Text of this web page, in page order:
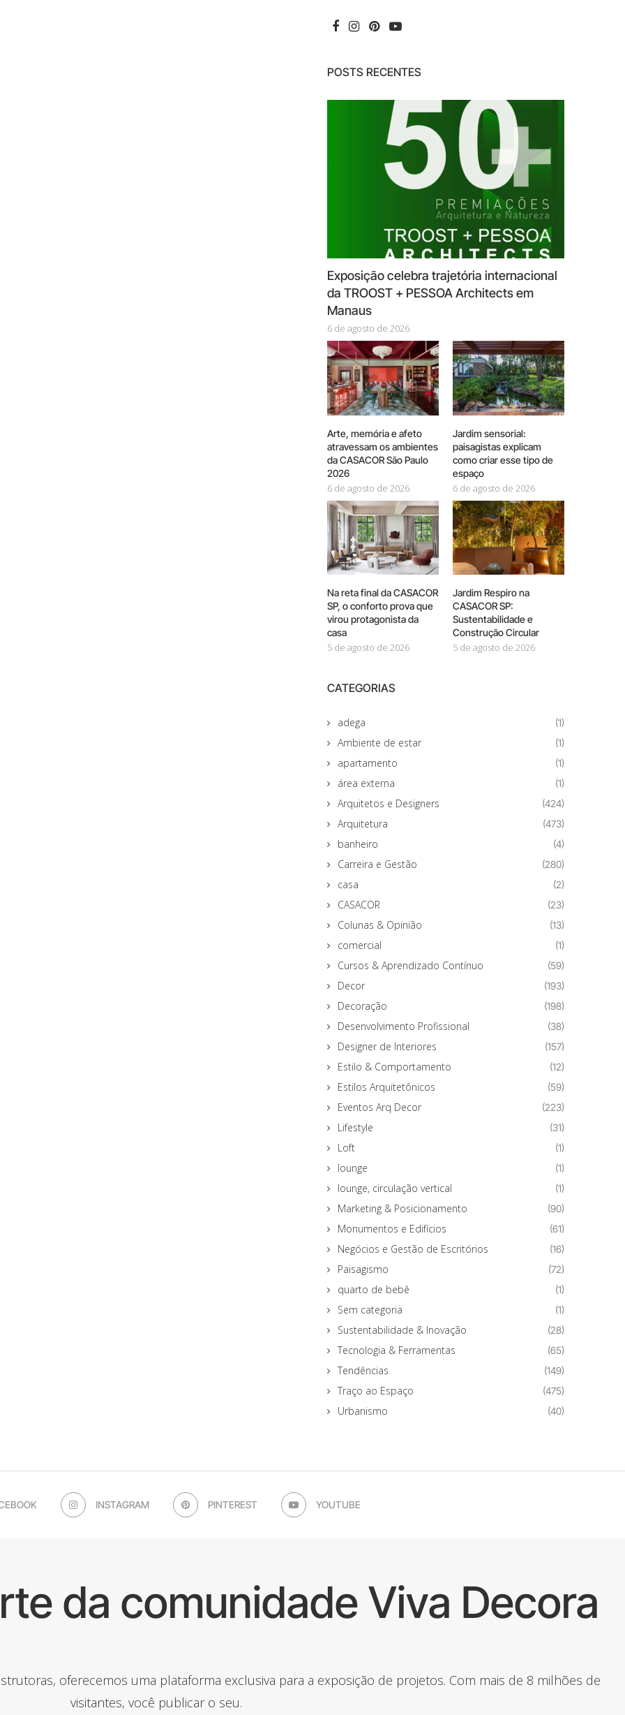
POSTS RECENTES
Exposição celebra trajetória internacional
da TROOST + PESSOA Architects em
Manaus
6 de agosto de 2026
Arte, memória e afeto
atravessam os ambientes
da CASACOR São Paulo
2026
6 de agosto de 2026
Jardim sensorial:
paisagistas explicam
como criar esse tipo de
espaço
6 de agosto de 2026
Na reta final da CASACOR
SP, o conforto prova que
virou protagonista da
casa
5 de agosto de 2026
Jardim Respiro na
CASACOR SP:
Sustentabilidade e
Construção Circular
5 de agosto de 2026
CATEGORIAS
adega (1)
Ambiente de estar (1)
apartamento (1)
área externa (1)
Arquitetos e Designers (424)
Arquitetura (473)
banheiro (4)
Carreira e Gestão (280)
casa (2)
CASACOR (23)
Colunas & Opinião (13)
comercial (1)
Cursos & Aprendizado Contínuo (59)
Decor (193)
Decoração (198)
Desenvolvimento Profissional (38)
Designer de Interiores (157)
Estilo & Comportamento (12)
Estilos Arquitetônicos (59)
Eventos Arq Decor (223)
Lifestyle (31)
Loft (1)
lounge (1)
lounge, circulação vertical (1)
Marketing & Posicionamento (90)
Monumentos e Edifícios (61)
Negócios e Gestão de Escritórios (16)
Paisagismo (72)
quarto de bebê (1)
Sem categoria (1)
Sustentabilidade & Inovação (28)
Tecnologia & Ferramentas (65)
Tendências (149)
Traço ao Espaço (475)
Urbanismo (40)
INSTAGRAM PINTEREST YOUTUBE
da comunidade Viva Decora
oferecemos uma plataforma exclusiva para a exposição de projetos. Com mais de 8 milhões de
visitantes, você publicar o seu.